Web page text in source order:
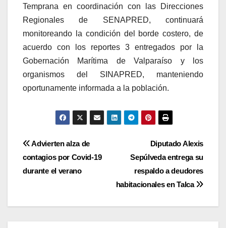
Temprana en coordinación con las Direcciones
Regionales de SENAPRED, continuará
monitoreando la condición del borde costero, de
acuerdo con los reportes 3 entregados por la
Gobernación Marítima de Valparaíso y los
organismos del SINAPRED, manteniendo
oportunamente informada a la población.
Navegación
de
Diputado Alexis
Sepúlveda entrega su
respaldo a deudores
habitacionales en Talca
Advierten alza de
contagios por Covid-19
durante el verano